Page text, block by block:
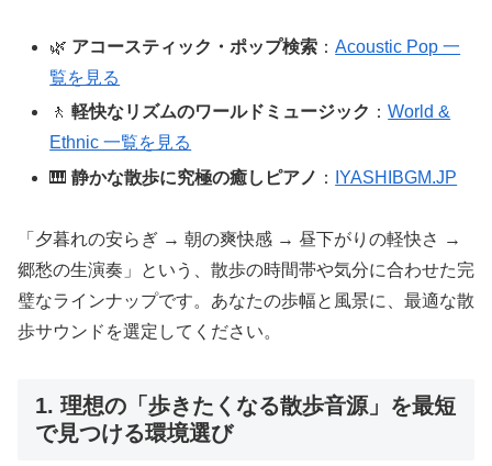
🌿 アコースティック・ポップ検索 ：Acoustic Pop 一
覧を見る
🚶軽快なリズムのワールドミュージック ：World &
Ethnic 一覧を見る
🎹静かな散歩に究極の癒しピアノ ： IYASHIBGM.JP
「夕暮れの安らぎ → 朝の爽快感 → 昼下がりの軽快さ →
郷愁の生演奏」という、散歩の時間帯や気分に合わせた完
璧なラインナップです。あなたの歩幅と風景に、最適な散
歩サウンドを選定してください。
1. 理想の「歩きたくなる散歩音源」を最短
で見つける環境選び